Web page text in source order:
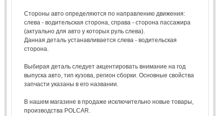
Стороны авто определяются по направлению движения:
слева - водительская сторона, справа - сторона пассажира
(актуально для авто у которых руль слева).
Данная деталь устанавливается слева - водительская
сторона.
Выбирая деталь следует акцентировать внимание на год
выпуска авто, тип кузова, регион сборки. Основные свойства
запчасти указаны в его названии.
В нашем магазине в продаже исключительно новые товары,
производства POLCAR.